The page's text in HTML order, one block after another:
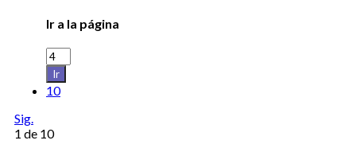
Ir a la página
Ir
10
Sig.
1 de 10